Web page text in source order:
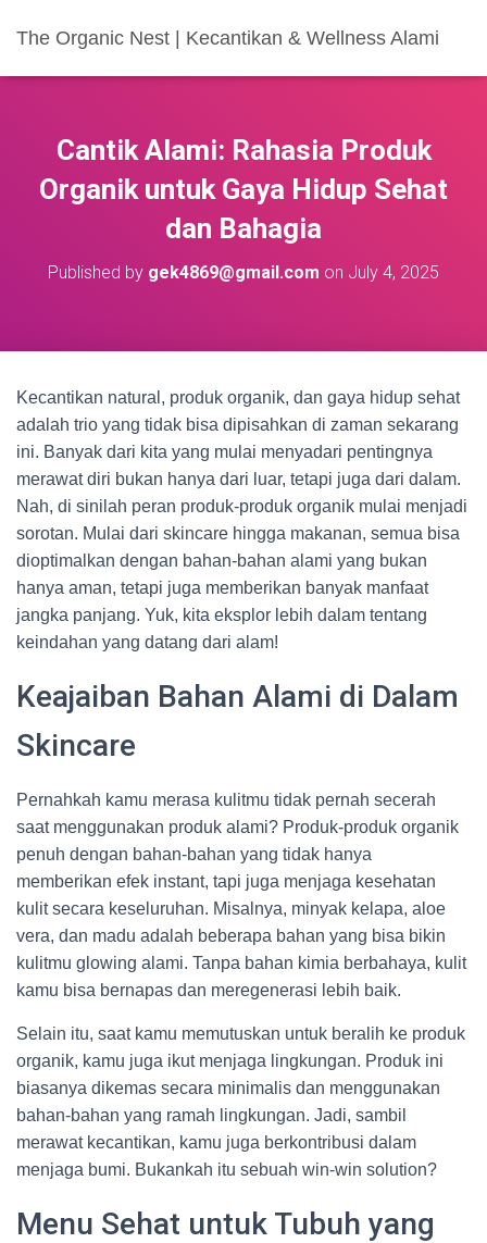
The Organic Nest | Kecantikan & Wellness Alami
Cantik Alami: Rahasia Produk
Organik untuk Gaya Hidup Sehat
dan Bahagia
Published by gek4869@gmail.com on July 4, 2025
Kecantikan natural, produk organik, dan gaya hidup sehat
adalah trio yang tidak bisa dipisahkan di zaman sekarang
ini. Banyak dari kita yang mulai menyadari pentingnya
merawat diri bukan hanya dari luar, tetapi juga dari dalam.
Nah, di sinilah peran produk-produk organik mulai menjadi
sorotan. Mulai dari skincare hingga makanan, semua bisa
dioptimalkan dengan bahan-bahan alami yang bukan
hanya aman, tetapi juga memberikan banyak manfaat
jangka panjang. Yuk, kita eksplor lebih dalam tentang
keindahan yang datang dari alam!
Keajaiban Bahan Alami di Dalam
Skincare
Pernahkah kamu merasa kulitmu tidak pernah secerah
saat menggunakan produk alami? Produk-produk organik
penuh dengan bahan-bahan yang tidak hanya
memberikan efek instant, tapi juga menjaga kesehatan
kulit secara keseluruhan. Misalnya, minyak kelapa, aloe
vera, dan madu adalah beberapa bahan yang bisa bikin
kulitmu glowing alami. Tanpa bahan kimia berbahaya, kulit
kamu bisa bernapas dan meregenerasi lebih baik.
Selain itu, saat kamu memutuskan untuk beralih ke produk
organik, kamu juga ikut menjaga lingkungan. Produk ini
biasanya dikemas secara minimalis dan menggunakan
bahan-bahan yang ramah lingkungan. Jadi, sambil
merawat kecantikan, kamu juga berkontribusi dalam
menjaga bumi. Bukankah itu sebuah win-win solution?
Menu Sehat untuk Tubuh yang